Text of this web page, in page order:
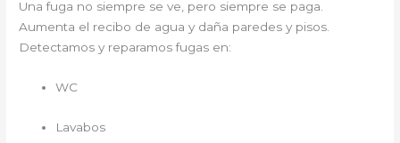
Una fuga no siempre se ve, pero siempre se paga.
Aumenta el recibo de agua y daña paredes y pisos.
Detectamos y reparamos fugas en:
WC
Lavabos